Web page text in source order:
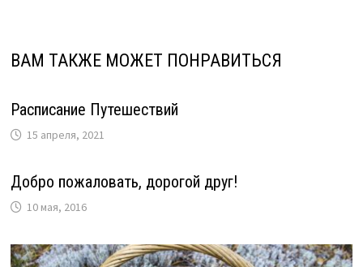
ВАМ ТАКЖЕ МОЖЕТ ПОНРАВИТЬСЯ
Расписание Путешествий
15 апреля, 2021
Добро пожаловать, дорогой друг!
10 мая, 2016